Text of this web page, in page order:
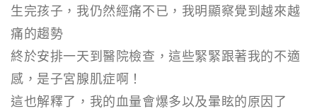
生完孩子，我仍然經痛不已，我明顯察覺到越來越
痛的趨勢
終於安排一天到醫院檢查，這些緊緊跟著我的不適
感，是子宮腺肌症啊！
這也解釋了，我的血量會爆多以及暈眩的原因了